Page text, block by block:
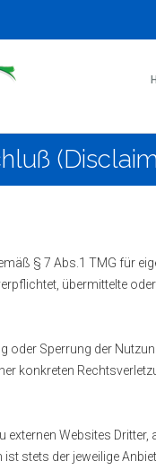
§ 7 Abs.1 TMG für
übermittelte
oder Sperrung der
konkreten
externen Websites
ist stets der jeweilige